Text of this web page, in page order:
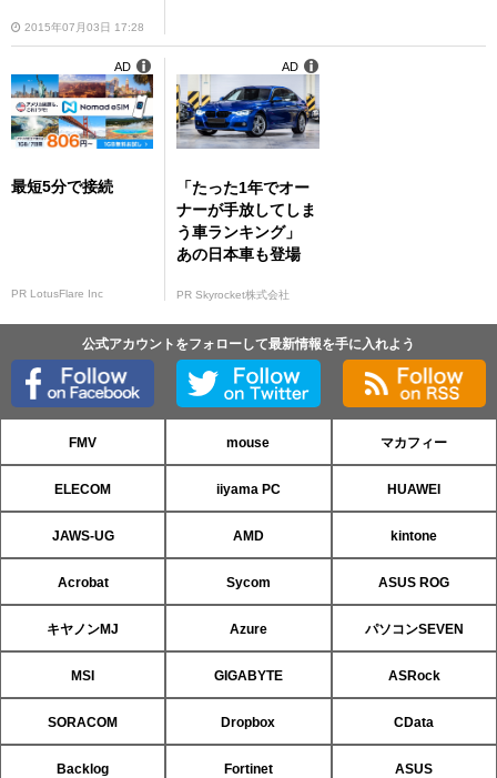
2015年07月03日 17:28
最短5分で接続
PR LotusFlare Inc
AD
「たった1年でオー
ナーが手放してしま
う車ランキング」
あの日本車も登場
PR Skyrocket株式会社
AD
公式アカウントをフォローして最新情報を手に入れよう
FMV mouse マカフィー
ELECOM iiyama PC HUAWEI
JAWS-UG AMD kintone
Acrobat Sycom ASUS ROG
キヤノンMJ Azure パソコンSEVEN
MSI GIGABYTE ASRock
SORACOM Dropbox CData
Backlog Fortinet ASUS